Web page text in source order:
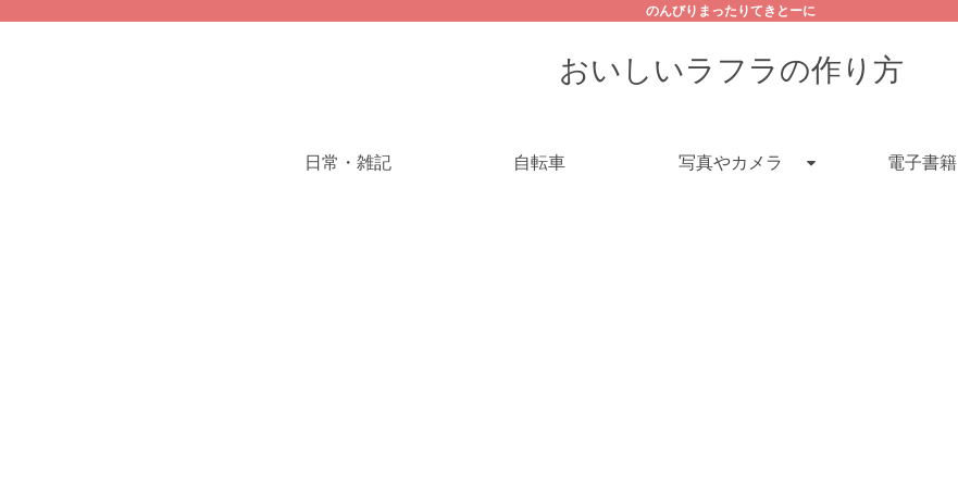
のんびりまったりてきとーに
おいしいラフラの作り方
日常・雑記 自転車 写真やカメラ 電子書籍